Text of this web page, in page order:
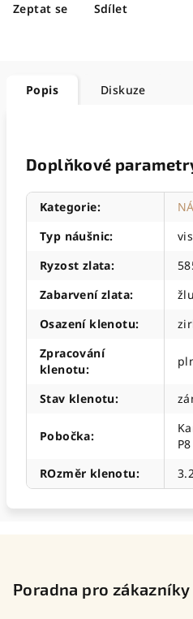
Zeptat se Sdílet
Popis Diskuze
Doplňkové
Kategorie:
Typ náušnic:
Ryzost zlata:
Zabarvení zlata:
Osazení klenotu:
Zpracování
klenotu:
Stav klenotu:
Pobočka:
P8
ROzměr klenotu:
Poradna pro zákazníky